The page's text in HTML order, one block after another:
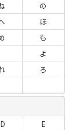
の
ほ
も
よ
ろ
D
E